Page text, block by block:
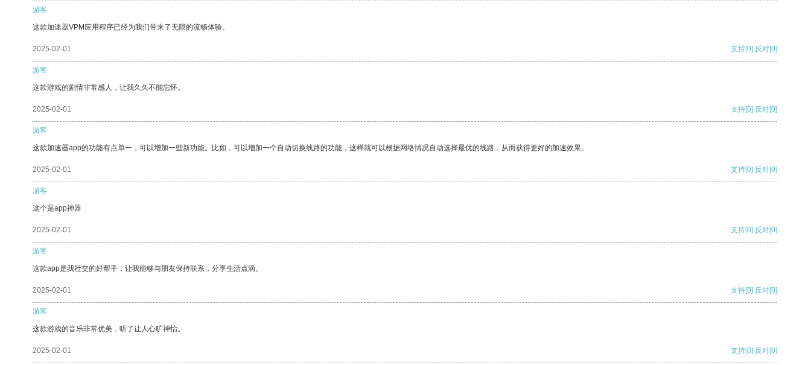
游客
这款加速器VPM应用程序已经为我们带来了无限的流畅体验。
2025-02-01 支持[0] 反对[0]
游客
这款游戏的剧情非常感人，让我久久不能忘怀。
2025-02-01 支持[0] 反对[0]
游客
这款加速器app的功能有点单一，可以增加一些新功能。比如，可以增加一个自动切换线路的功能，这样就可以根据网络情况自动选择最优的线路，从而获得更好的加速效果。
2025-02-01 支持[0] 反对[0]
游客
这个是app神器
2025-02-01 支持[0] 反对[0]
游客
这款app是我社交的好帮手，让我能够与朋友保持联系，分享生活点滴。
2025-02-01 支持[0] 反对[0]
游客
这款游戏的音乐非常优美，听了让人心旷神怡。
2025-02-01 支持[0] 反对[0]